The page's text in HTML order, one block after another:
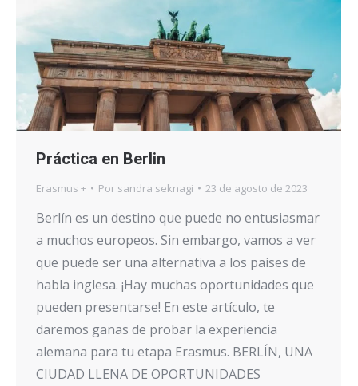
Práctica en Berlin
Erasmus + Por sandra seknagi 23 de agosto de 2023
Berlín es un destino que puede no entusiasmar
a muchos europeos. Sin embargo, vamos a ver
que puede ser una alternativa a los países de
habla inglesa. ¡Hay muchas oportunidades que
pueden presentarse! En este artículo, te
daremos ganas de probar la experiencia
alemana para tu etapa Erasmus. BERLÍN, UNA
CIUDAD LLENA DE OPORTUNIDADES